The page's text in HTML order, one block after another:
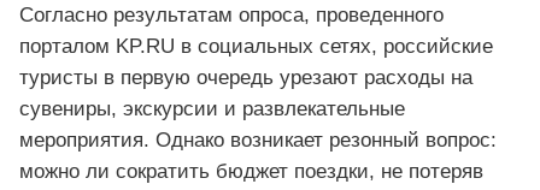
Согласно результатам опроса, проведенного
порталом KP.RU в социальных сетях, российские
туристы в первую очередь урезают расходы на
сувениры, экскурсии и развлекательные
мероприятия. Однако возникает резонный вопрос:
можно ли сократить бюджет поездки, не потеряв